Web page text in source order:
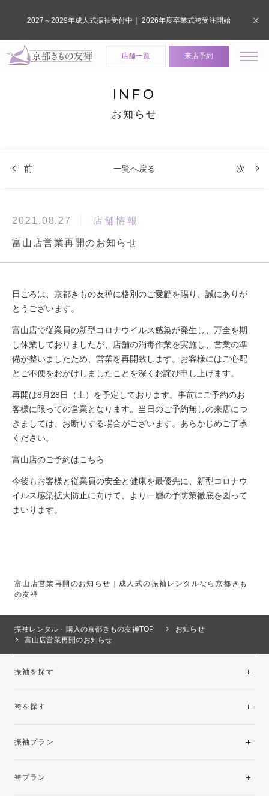
店舗一覧 来店予約
INFO
お知らせ
前 一覧へ戻る 次
2021.08.27 店舗情報
富山店営業再開のお知らせ
日ごろは、京都きもの友禅に格別のご愛顧を賜り、誠にありが
とうございます。
富山店で従業員の新型コロナウイルス感染が発生し、万全を期
し休業しておりましたが、店舗の消毒作業を実施し、営業の準
備が整いましたため、営業を再開致します。お客様にはご心配
とご不便をおかけしましたことを深くお詫び申し上げます。
再開は8月28日（土）を予定しております。事前にご予約のお
客様に限っての営業となります。当日のご予約無しの来店につ
きましては、お断りする場合がございます。あらかじめご了承
ください。
富山店のご予約はこちら
今後もお客様と従業員の安全と健康を最優先に、新型コロナウ
イルス感染拡大防止に向けて、より一層の予防策徹底を図って
まいります。
富山店営業再開のお知らせ｜成人式の振袖レンタルなら京都きも
の友禅
振袖レンタル・購入の京都きもの友禅TOP
お知らせ
富山店営業再開のお知らせ
振袖を探す
袴を探す
振袖プラン
レンタルプラン
袴プラン
2027～2029年成人式振袖受付中｜ 2026年度卒業式袴受注開始